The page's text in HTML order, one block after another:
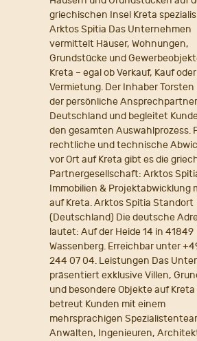
griechischen Insel Kreta
Arktos Spitia Das Unternehmen
vermittelt Häuser, Wohnungen,
Grundstücke und
Kreta – egal ob Verkauf, Kauf oder
Vermietung. Der Inhaber Torsten
der persönliche
Deutschland und begleitet
den gesamten Auswahlprozess.
rechtliche und technische
vor Ort auf Kreta gibt es die
Partnergesellschaft: Arktos
Immobilien & Projektabwicklung
auf Kreta. Arktos Spitia Standort
(Deutschland) Die deutsche
lautet: Auf der Heide 14 in 41849
Wassenberg. Erreichbar unter
244 07 04. Leistungen Das
präsentiert exklusive Villen,
und besondere Objekte auf
betreut Kunden mit einem
mehrsprachigen
Anwälten, Ingenieuren,